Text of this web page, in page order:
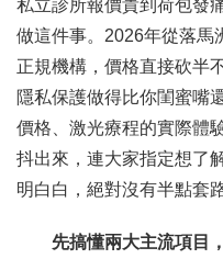
私立診所報價貴到荷包發
做這件事。2026年從落馬
正規機構，價格直接砍半
隱私保護做得比你閨蜜嘴
價格、激光療程的實際體
抖出來，連大家指定想了
明白白，絕對沒有半點套路
先搞懂兩大主流項目